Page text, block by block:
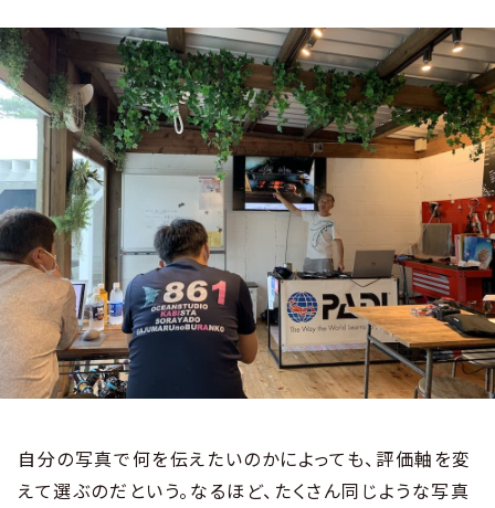
自分の写真で何を伝えたいのかによっても、評価軸を変
えて選ぶのだという。なるほど、たくさん同じような写真